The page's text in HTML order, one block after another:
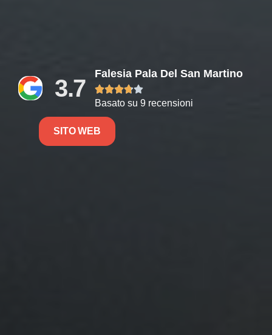
3.7
Falesia Pala Del San Martino

Basato su 9 recensioni
SITO WEB